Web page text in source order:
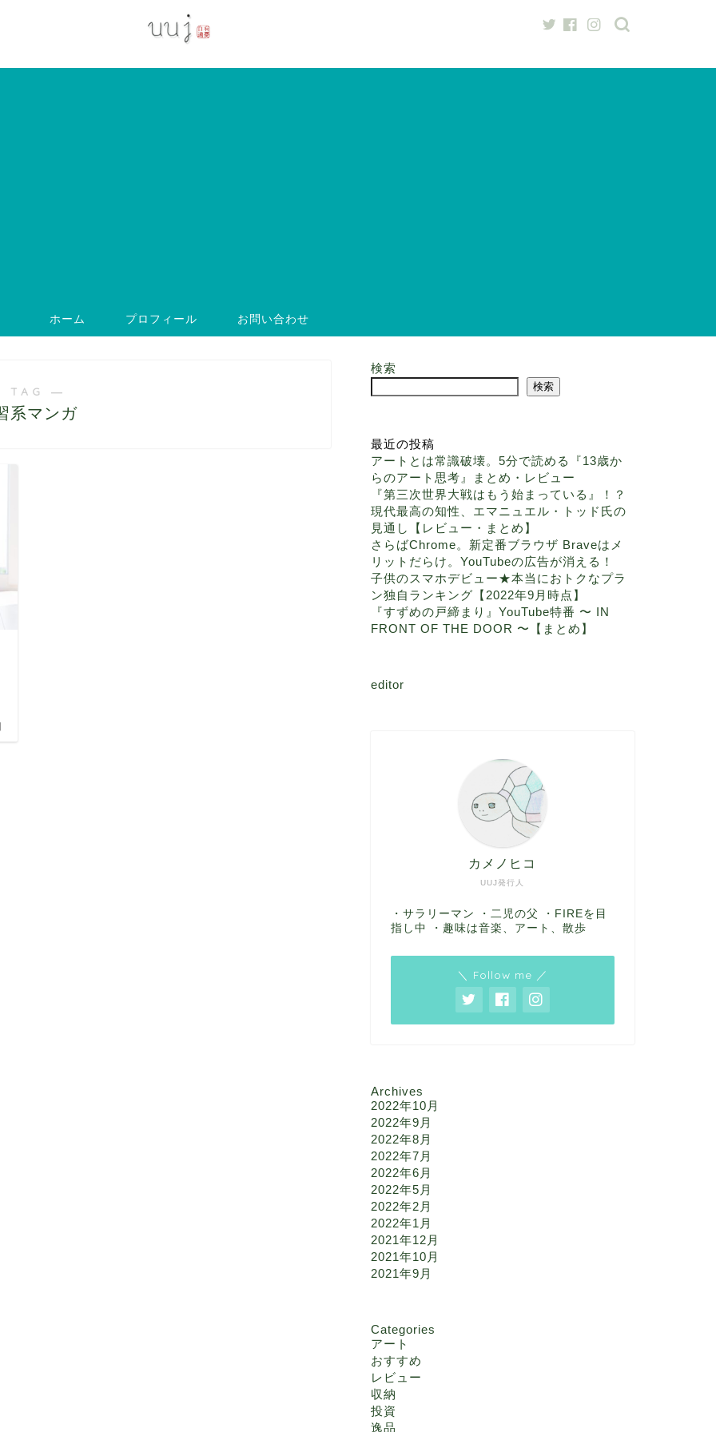
ホーム プロフィール お問い合わせ
TAG ―
系マンガ
検索
検索
最近の投稿
アートとは常識破壊。5分で読める『13歳か
らのアート思考』まとめ・レビュー
『第三次世界大戦はもう始まっている』！？
現代最高の知性、エマニュエル・トッド氏の
見通し【レビュー・まとめ】
さらばChrome。新定番ブラウザ Braveはメ
リットだらけ。YouTubeの広告が消える！
子供のスマホデビュー★本当におトクなプラ
ン独自ランキング【2022年9月時点】
『すずめの戸締まり』YouTube特番 〜 IN
FRONT OF THE DOOR 〜【まとめ】
editor
UUJ発行人
カメノヒコ
・サラリーマン ・二児の父 ・FIREを目
指し中 ・趣味は音楽、アート、散歩
＼ Follow me ／
Archives
2022年10月
2022年9月
2022年8月
2022年7月
2022年6月
2022年5月
2022年2月
2022年1月
2021年12月
2021年10月
2021年9月
Categories
アート
おすすめ
レビュー
収納
投資
逸品